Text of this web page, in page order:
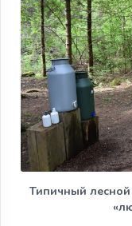
Типичный